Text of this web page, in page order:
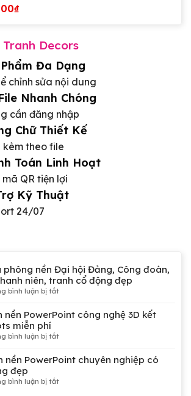
₫
Decors
Đa Dạng
chỉnh sửa nội dung
Nhanh Chóng
cần đăng nhập
Chữ Thiết Kế
kèm theo file
Toán Linh Hoạt
QR tiện lợi
Kỹ Thuật
24/07
phông nền Đại hội Đảng, Công đoàn,
niên, tranh cổ động đẹp
bình luận bị tắtở
Mẫu
Đảng,
nền PowerPoint công nghệ 3D kết
miễn phí
bình luận bị tắtở
Hình
nền PowerPoint chuyên nghiệp có
đẹp
bình luận bị tắtở